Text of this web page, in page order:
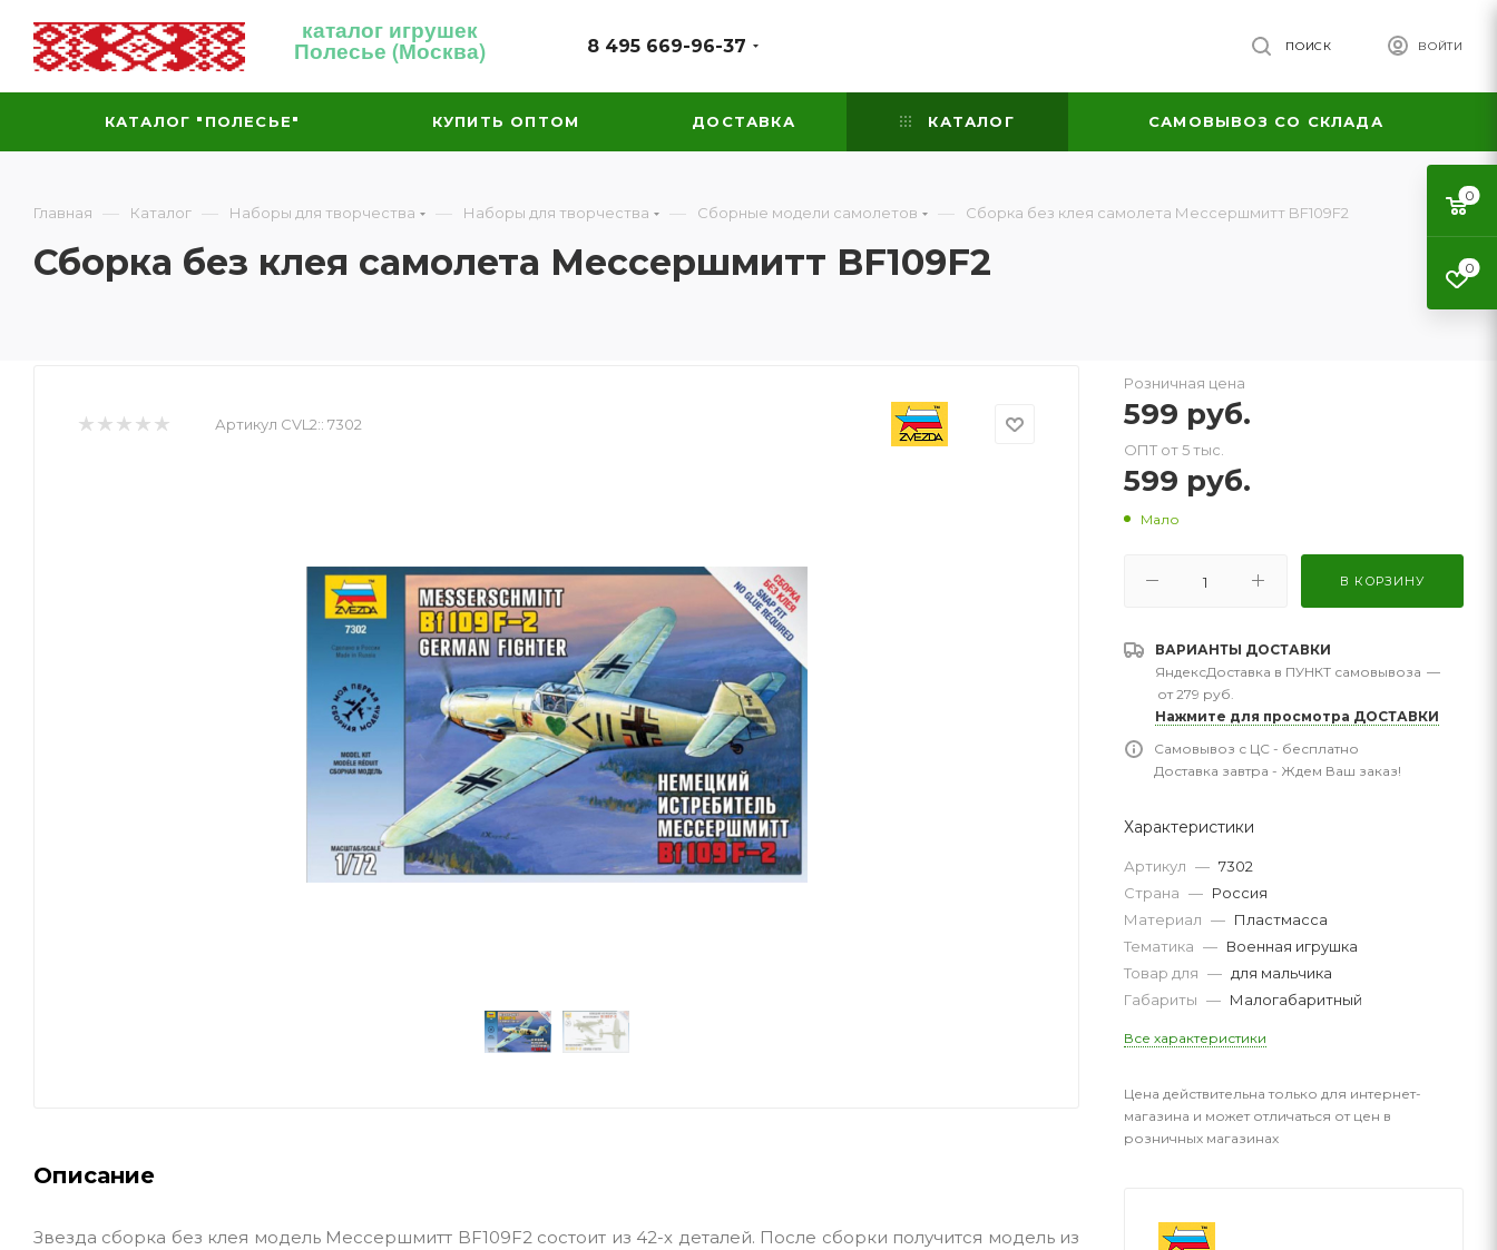
каталог игрушек
Полесье (Москва) 8 495 669-96-37 ВОЙТИ
ПОИСК
КАТАЛОГ "ПОЛЕСЬЕ" КУПИТЬ ОПТОМ ДОСТАВКА КАТАЛОГ САМОВЫВОЗ СО СКЛАДА
Главная — Каталог — Наборы для творчества — Наборы для творчества — Сборные модели самолетов — Сборка без клея самолета Мессершмитт BF109F2
Сборка без клея самолета Мессершмитт BF109F2
Артикул CVL2:: 7302
Описание
Звезда сборка без клея модель Мессершмитт BF109F2 состоит из 42-х деталей. После сборки получится модель из
Розничная цена
599 руб.
ОПТ от 5 тыс.
599 руб.
Мало
В КОРЗИНУ
ВАРИАНТЫ ДОСТАВКИ
ЯндексДоставка в ПУНКТ самовывоза —
от 279 руб.
Нажмите для просмотра ДОСТАВКИ
Самовывоз с ЦС - бесплатно
Доставка завтра - Ждем Ваш заказ!
Характеристики
Артикул — 7302
Страна — Россия
Материал — Пластмасса
Тематика — Военная игрушка
Товар для — для мальчика
Габариты — Малогабаритный
Все характеристики
Цена действительна только для интернет-
магазина и может отличаться от цен в
розничных магазинах
0
0